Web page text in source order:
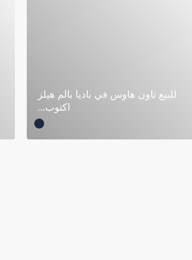
للبيع تاون هاوس في باديا بالم هيلز
اكتوب...